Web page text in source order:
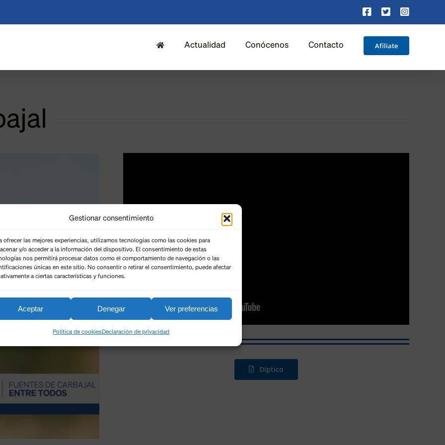
Gestionar consentimiento
ofrecer las mejores experiencias, utilizamos tecnologías como las cookies para
y/o acceder a la información del dispositivo. El consentimiento de estas
nos permitirá procesar datos como el comportamiento de navegación o las
únicas en este sitio. No consentir o retirar el consentimiento, puede afectar
a ciertas características y funciones.
Aceptar Denegar Ver preferencias
Política de cookiesDeclaración de privacidad
Facebook
X
Actualidad Conócenos Contacto Afíliate
Díptico